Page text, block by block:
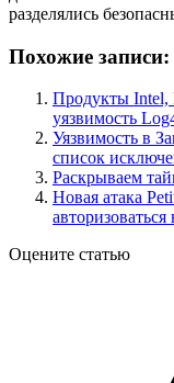
разделялись
Похожие записи:
Продукты Intel,
уязвимость
Уязвимость в
список
Раскрываем
Новая атака
Оцените статью